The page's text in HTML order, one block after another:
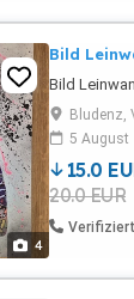
4
Bild
Bild
Bludenz,
5 August
15.0
20.0 EUR